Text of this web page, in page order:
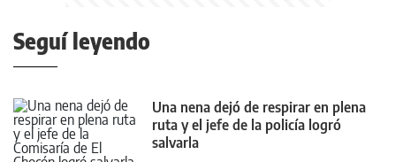
Seguí leyendo
Una nena dejó de respirar en plena
ruta y el jefe de la policía logró
salvarla